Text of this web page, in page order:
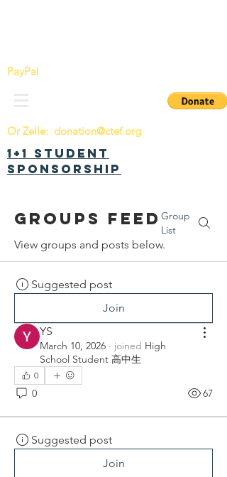
PayPal
Or Zelle: donation@ctef.org
1+1 Student
Sponsorship
Groups Feed Group
List
View groups and posts below.
Suggested post
Join
YS
March 10, 2026 · joined High
School Student 高中生
0
0 67
Suggested post
Join